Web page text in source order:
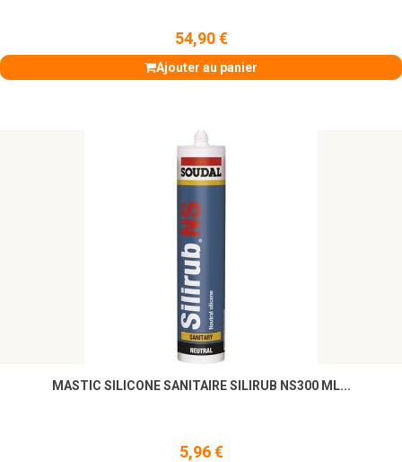
54,90 €
Ajouter au panier
MASTIC SILICONE SANITAIRE SILIRUB NS300 ML...
5,96 €